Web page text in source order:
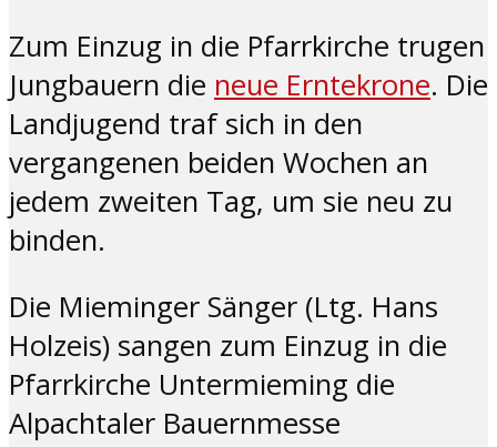
Zum Einzug in die Pfarrkirche trugen
Jungbauern die neue Erntekrone. Die
Landjugend traf sich in den
vergangenen beiden Wochen an
jedem zweiten Tag, um sie neu zu
binden.
Die Mieminger Sänger (Ltg. Hans
Holzeis) sangen zum Einzug in die
Pfarrkirche Untermieming die
Alpachtaler Bauernmesse